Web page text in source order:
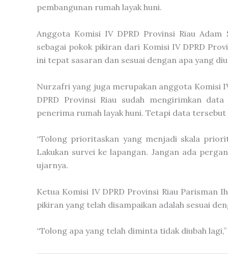
pembangunan rumah layak huni.
Anggota Komisi IV DPRD Provinsi Riau
sebagai pokok pikiran dari Komisi IV DPRD
ini tepat sasaran dan sesuai dengan apa yang
Nurzafri yang juga merupakan anggota Komisi
DPRD Provinsi Riau sudah mengirimkan
penerima rumah layak huni. Tetapi data tersebut
“Tolong prioritaskan yang menjadi skala
Lakukan survei ke lapangan. Jangan ada
ujarnya.
Ketua Komisi IV DPRD Provinsi Riau Parisman
pikiran yang telah disampaikan adalah sesuai
“Tolong apa yang telah diminta tidak diubah